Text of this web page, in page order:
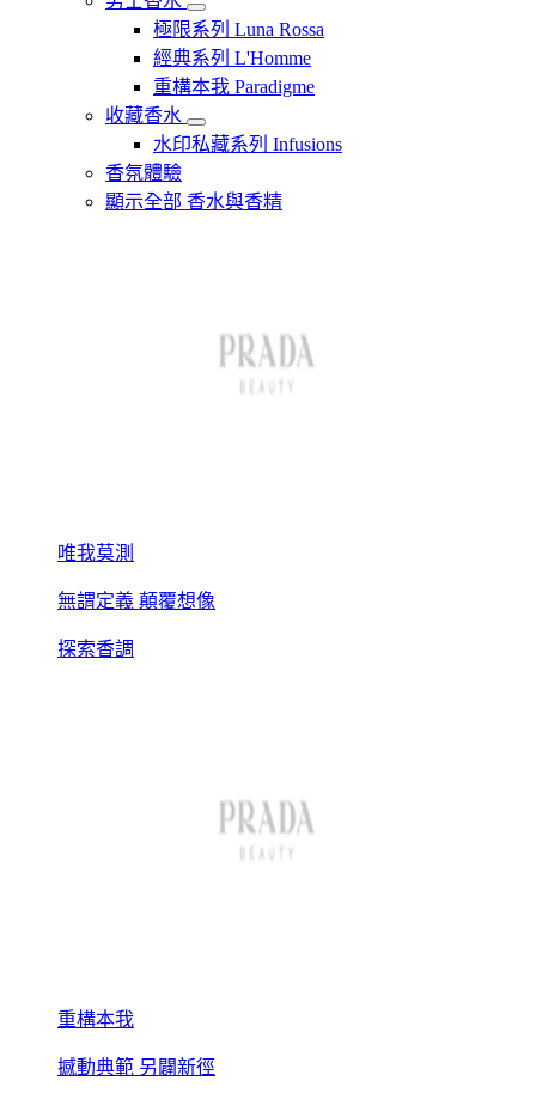
極限系列 Luna Rossa
經典系列 L'Homme
重構本我 Paradigme
收藏香水
水印私藏系列 Infusions
香氛體驗
顯示全部 香水與香精
唯我莫測
無謂定義 顛覆想像
探索香調
重構本我
撼動典範 另闢新徑